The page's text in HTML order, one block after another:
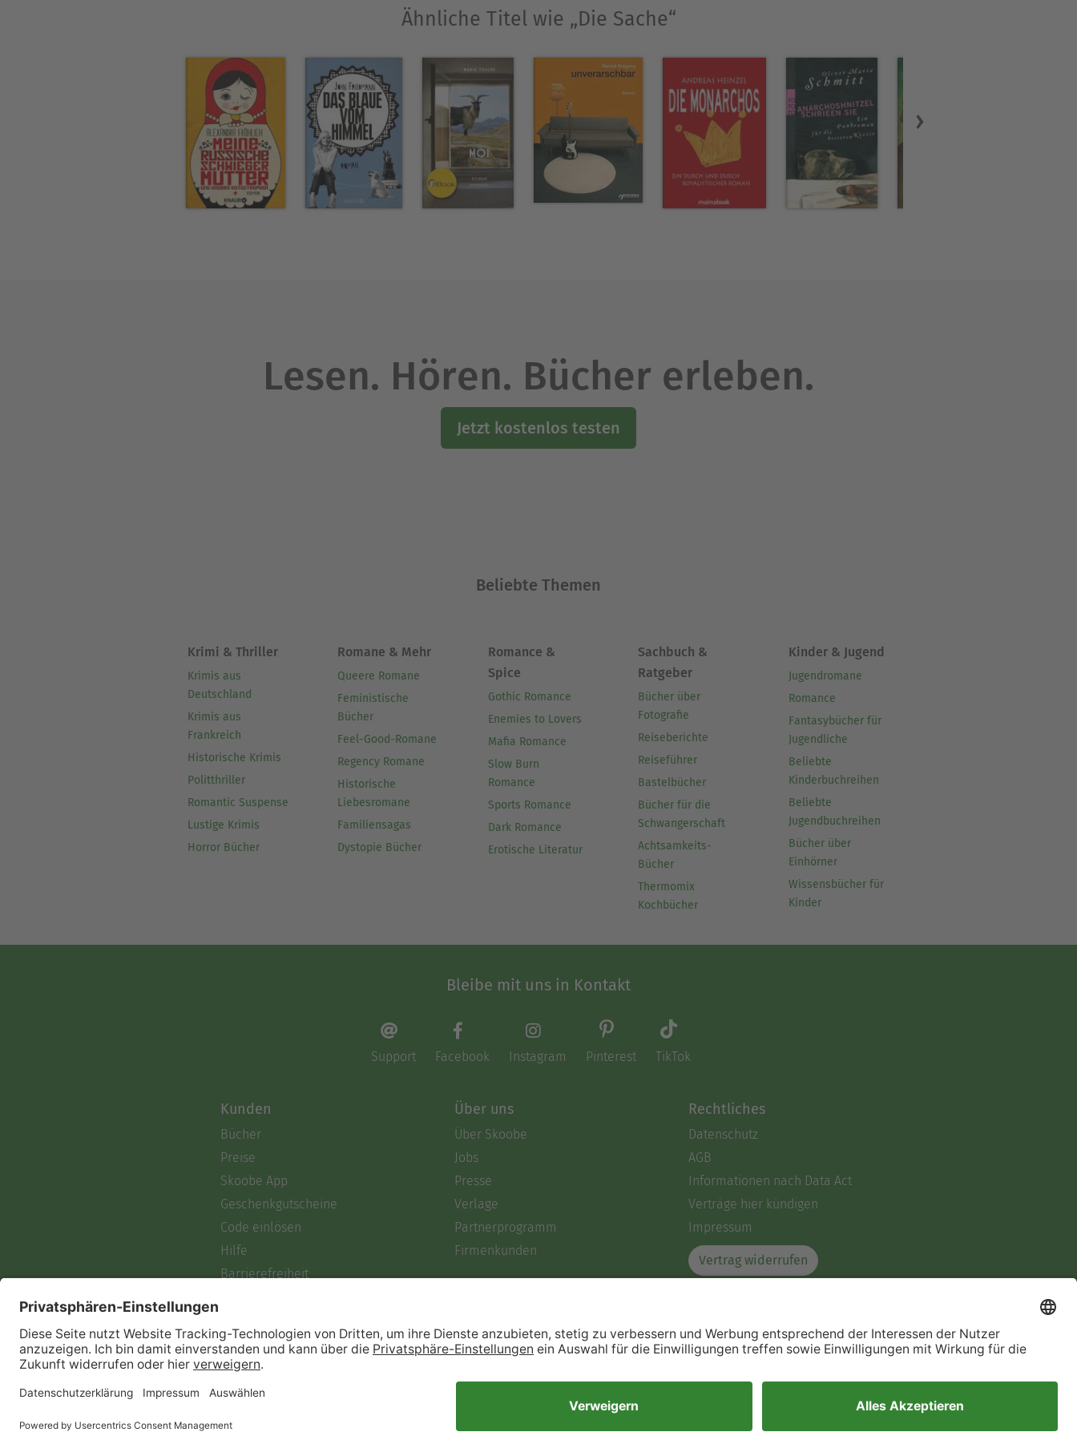
Ähnliche Titel wie „Die Sache“
Lesen. Hören. Bücher erleben.
Jetzt kostenlos testen
Beliebte Themen
Krimi & Thriller
Krimis aus
Deutschland
Krimis aus
Frankreich
Historische Krimis
Politthriller
Romantic Suspense
Lustige Krimis
Horror Bücher
Romane & Mehr
Queere Romane
Feministische
Bücher
Feel-Good-Romane
Regency Romane
Historische
Liebesromane
Familiensagas
Dystopie Bücher
Romance &
Spice
Gothic Romance
Enemies to Lovers
Mafia Romance
Slow Burn
Romance
Sports Romance
Dark Romance
Erotische Literatur
Sachbuch &
Ratgeber
Bücher über
Fotografie
Reiseberichte
Reiseführer
Bastelbücher
Bücher für die
Schwangerschaft
Achtsamkeits-
Bücher
Thermomix
Kochbücher
Kinder & Jugend
Jugendromane
Romance
Fantasybücher für
Jugendliche
Beliebte
Kinderbuchreihen
Beliebte
Jugendbuchreihen
Bücher über
Einhörner
Wissensbücher für
Kinder
Bleibe mit uns in Kontakt
Support Facebook Instagram Pinterest TikTok
Kunden
Bücher
Preise
Skoobe App
Geschenkgutscheine
Code einlösen
Hilfe
Barrierefreiheit
Über uns
Über Skoobe
Jobs
Presse
Verlage
Partnerprogramm
Firmenkunden
Rechtliches
Datenschutz
AGB
Informationen nach Data Act
Verträge hier kündigen
Impressum
Vertrag widerrufen
Immer ein gutes Buch